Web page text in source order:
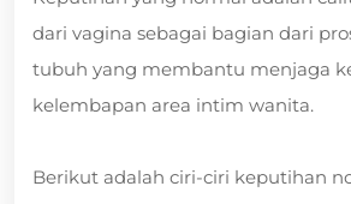
dari vagina sebagai bagian dari
tubuh yang membantu menjaga
kelembapan area intim wanita.
Berikut adalah ciri-ciri keputihan